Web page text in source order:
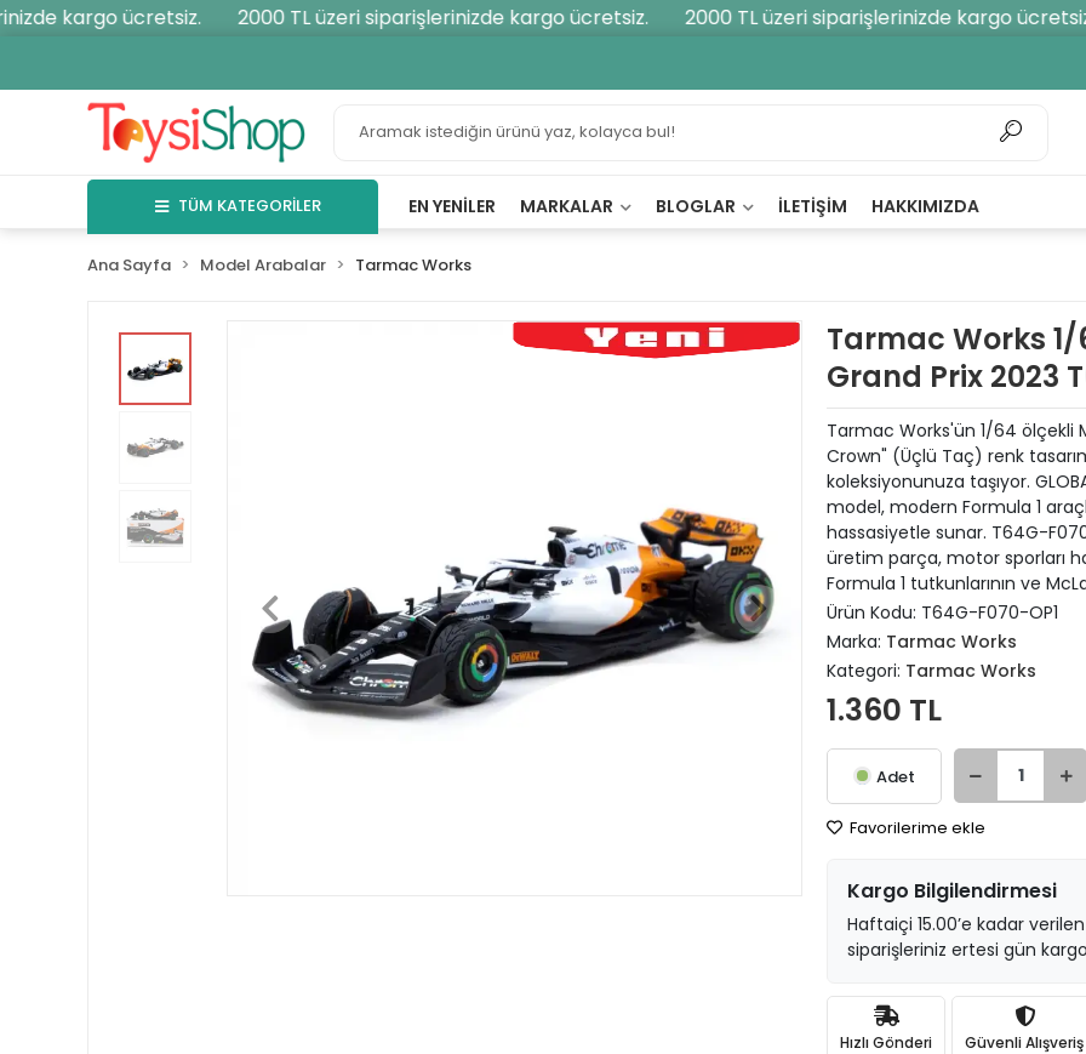
kargo ücretsiz. 2000 TL üzeri siparişlerinizde kargo ücretsiz. 2000 TL üzeri siparişlerinizde kargo ücretsiz.
TÜM KATEGORİLER EN YENILER MARKALAR BLOGLAR İLETIŞIM HAKKIMIZDA
Ana Sayfa Model Arabalar Tarmac Works
Tarmac Works
Grand Prix 2023
Tarmac Works'ün 1/64 ölçekli
Crown" (Üçlü Taç) renk
koleksiyonunuza taşıyor.
model, modern Formula 1
hassasiyetle sunar. T64G-
üretim parça, motor sporları
Formula 1 tutkunlarının ve
Ürün Kodu: T64G-F070-OP1
Marka: Tarmac Works
Kategori: Tarmac Works
1.360 TL
Adet
Favorilerime ekle
Kargo Bilgilendirmesi
Haftaiçi 15.00’e kadar
siparişleriniz ertesi gün
Hızlı Gönderi Güvenli Alışveriş